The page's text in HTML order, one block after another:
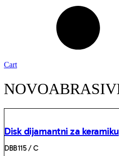
Cart
Disk dijamantni za keramiku
DBB115 / C